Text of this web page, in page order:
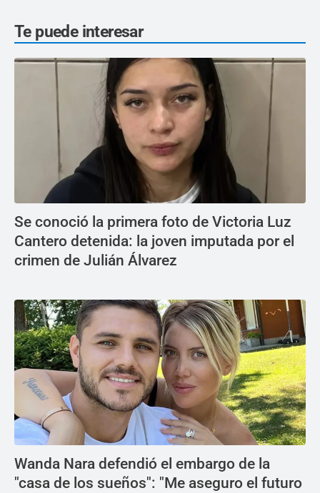
Te puede interesar
Se conoció la primera foto de Victoria Luz
Cantero detenida: la joven imputada por el
crimen de Julián Álvarez
Wanda Nara defendió el embargo de la
"casa de los sueños": "Me aseguro el futuro